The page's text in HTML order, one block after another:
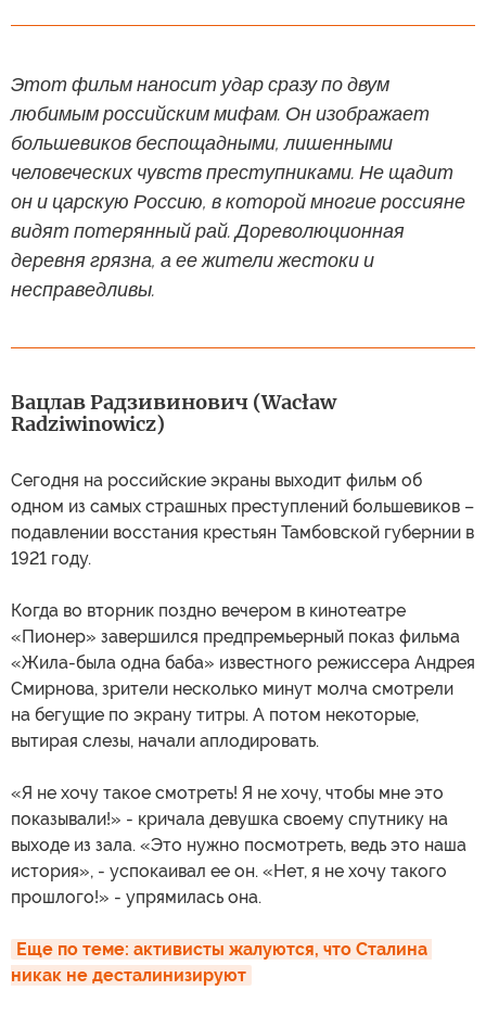
Этот фильм наносит удар сразу по двум
любимым российским мифам. Он изображает
большевиков беспощадными, лишенными
человеческих чувств преступниками. Не щадит
он и царскую Россию, в которой многие россияне
видят потерянный рай. Дореволюционная
деревня грязна, а ее жители жестоки и
несправедливы.
Вацлав Радзивинович (Wacław
Radziwinowicz)
Сегодня на российские экраны выходит фильм об
одном из самых страшных преступлений большевиков –
подавлении восстания крестьян Тамбовской губернии в
1921 году.
Когда во вторник поздно вечером в кинотеатре
«Пионер» завершился предпремьерный показ фильма
«Жила-была одна баба» известного режиссера Андрея
Смирнова, зрители несколько минут молча смотрели
на бегущие по экрану титры. А потом некоторые,
вытирая слезы, начали аплодировать.
«Я не хочу такое смотреть! Я не хочу, чтобы мне это
показывали!» - кричала девушка своему спутнику на
выходе из зала. «Это нужно посмотреть, ведь это наша
история», - успокаивал ее он. «Нет, я не хочу такого
прошлого!» - упрямилась она.
Еще по теме: активисты жалуются, что Сталина
никак не десталинизируют